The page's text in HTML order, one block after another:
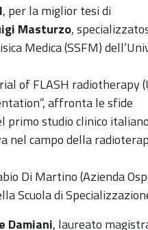
, per la miglior tesi di
Masturzo,
Medica (SSFM)
of FLASH radiotherapy
affronta le sfide
primo studio clinico
nel campo della
Di Martino (Azienda
Scuola di
Damiani, laureato